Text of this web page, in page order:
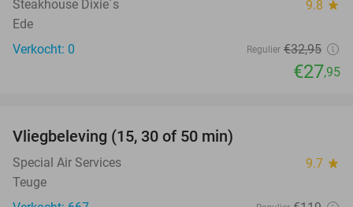
Steakhouse Dixie´s 9.8 star
Ede
Verkocht: 0
Regulier €32,95
€27,95
NEW
TODAY
Vliegbeleving (15, 30 of 50 min)
Special Air Services 9.7 star
Teuge